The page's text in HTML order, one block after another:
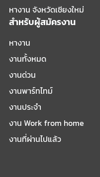
หางาน จังหวัดเชียงใหม่
สำหรับผู้สมัครงาน
หางาน
งานทั้งหมด
งานด่วน
งานพาร์ทไทม์
งานประจำ
งาน Work from home
งานที่ผ่านไปแล้ว